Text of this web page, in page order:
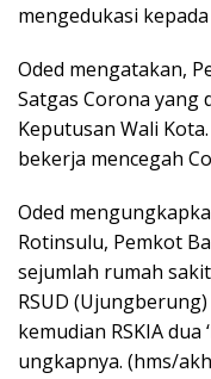
mengedukasi
Oded mengatakan,
Satgas Corona
Keputusan Wali
bekerja mencegah
Oded
Rotinsulu, Pemkot
sejumlah rumah
RSUD (Ujungberung)
kemudian RSKIA dua
ungkapnya. (hms/